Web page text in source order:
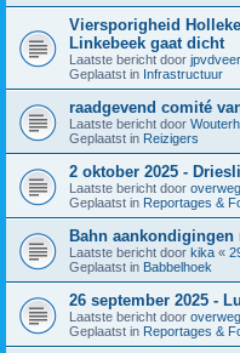
Viersporigheid
Linkebeek gaat dicht
Laatste bericht door jpvdveer
Geplaatst in Infrastructuur
raadgevend comité
Laatste bericht door
Geplaatst in Reizigers
2 oktober 2025 -
Laatste bericht door
Geplaatst in Reportages &
Bahn aankondigingen
Laatste bericht door kika «
Geplaatst in Babbelhoek
26 september 2025 -
Laatste bericht door
Geplaatst in Reportages &